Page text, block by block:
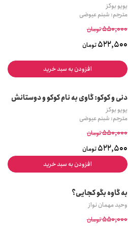
یویو بوکز
مترجم: شبنم عیوضی
550,000تومان
522,500تومان
افزودن به سبد خرید
دنی و کوکو: گاوی به نام کوکو و دوستانش
یویو بوکز
مترجم: شبنم عیوضی
550,000تومان
522,500تومان
افزودن به سبد خرید
به گاوه بگو کجایی؟
وحید مهمان نواز
550,000تومان